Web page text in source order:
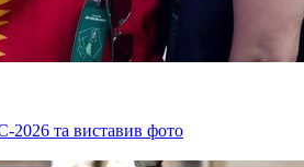
2026 та виставив фото